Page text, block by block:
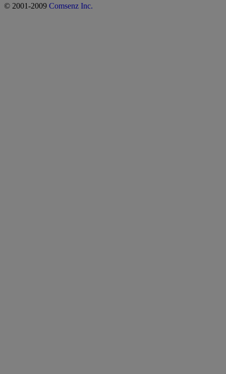
© 2001-2009 Comsenz Inc.